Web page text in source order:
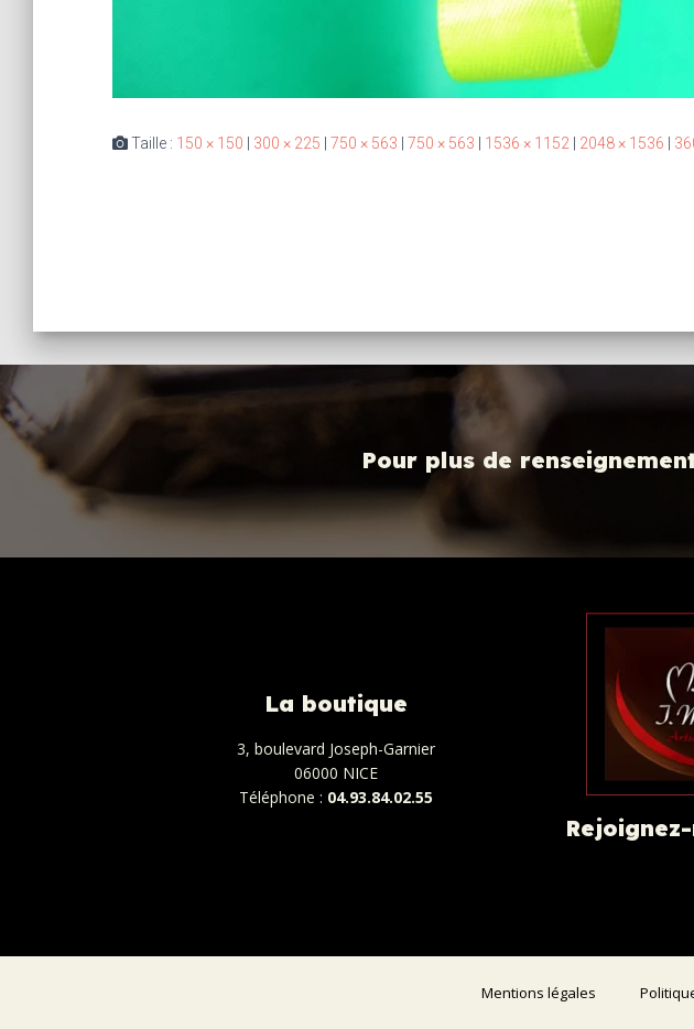
Taille : 150 × 150 300 × 225 750 × 563 750 × 563 1536 × 1152 2048 × 1536
Pour plus de
La boutique
3, boulevard Joseph-Garnier
06000 NICE
Téléphone : 04.93.84.02.55
Mentions légales